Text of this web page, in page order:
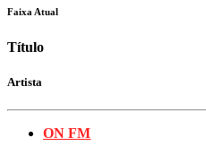
Faixa Atual
Título
Artista
ON FM